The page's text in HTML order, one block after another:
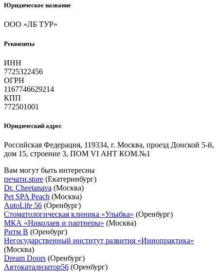
Юридическое название
ООО «ЛБ ТУР»
Реквизиты
ИНН
7725322456
ОГРН
1167746629214
КПП
772501001
Юридический адрес
Российская Федерация, 119334, г. Москва, проезд Донской 5-й,
дом 15, строение 3, ПОМ VI АНТ КОМ.№1
Вам могут быть интересны
печати.store (Екатеринбург)
Dr. Cheetanava (Москва)
Pet SPA Peach (Москва)
AutoLife 56 (Оренбург)
Стоматологическая клиника «Улыбка» (Оренбург)
МКА «Николаев и партнеры» (Москва)
Ритм В (Оренбург)
Негосударственный институт развития «Иннопрактика»
(Москва)
Dream Doors (Оренбург)
Автокатализатор56 (Оренбург)